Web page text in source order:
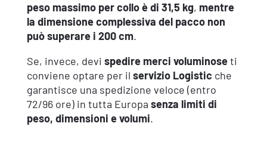
peso massimo per collo è di 31,5 kg, mentre
la dimensione complessiva del pacco non
può superare i 200 cm.
Se, invece, devi spedire merci voluminoseti
conviene optare per il servizio Logistic che
garantisce una spedizione veloce (entro
72/96 ore) in tutta Europa senza limiti di
peso, dimensioni e volumi.